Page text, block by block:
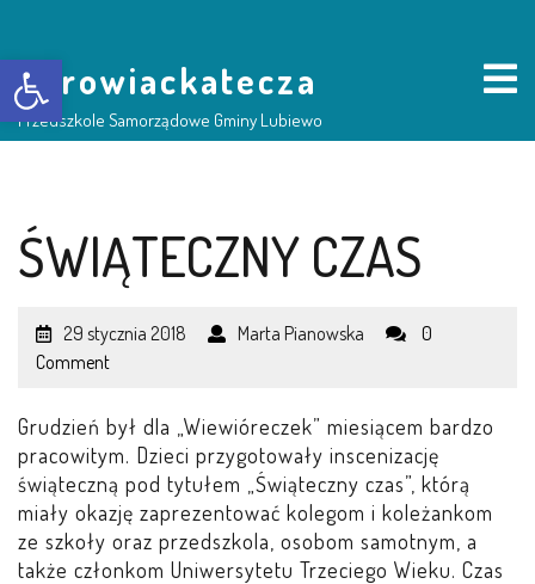
Otwórz pasek narzędzi
borowiackatecza
Przedszkole Samorządowe Gminy Lubiewo
NASZE PRZEDSZKOLE
O NAS
GRUPY DZIECI
LEŚNE PSZCZÓŁKI – BYSŁAW
ŚWIĄTECZNY CZAS
29 stycznia 2018 Marta Pianowska
0
Comment
Grudzień był dla „Wiewióreczek” miesiącem bardzo
pracowitym. Dzieci przygotowały inscenizację
świąteczną pod tytułem „Świąteczny czas”, którą
miały okazję zaprezentować kolegom i koleżankom
ze szkoły oraz przedszkola, osobom samotnym, a
także członkom Uniwersytetu Trzeciego Wieku. Czas